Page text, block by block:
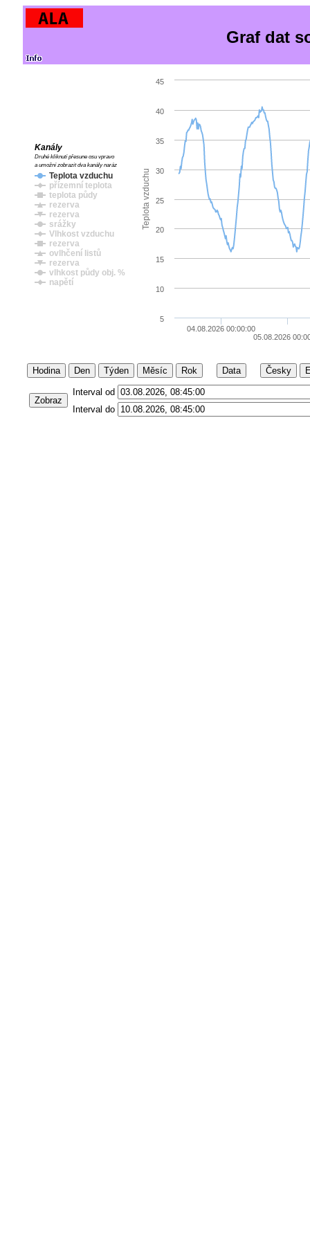
Graf dat
Teplota vzduchu
Teplota vzduchu
přízemní teplota
teplota půdy
rezerva
rezerva
srážky
Vlhkost vzduchu
rezerva
ovlhčení listů
rezerva
vlhkost půdy obj. %
napětí
Kanály
Druhé kliknutí přesune osu vpravo
a umožní zobrazit dva kanály naráz
04.08.2026 00:00:00
05.08.2026
5
10
15
20
25
30
35
40
45
Hodina Den Týden Měsíc Rok Data Česky
Zobraz
Interval od
Interval do